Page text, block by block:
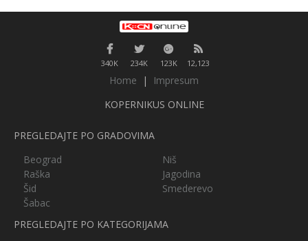
340K 234K 123K 12,123
Home |
Impresum
KOPERNIKUS ONLINE
PREGLEDAJTE PO GRADOVIMA
Beograd
Niš
Raška
Jagodina
Šid
Smederevo
Šabac
PREGLEDAJTE PO KATEGORIJAMA